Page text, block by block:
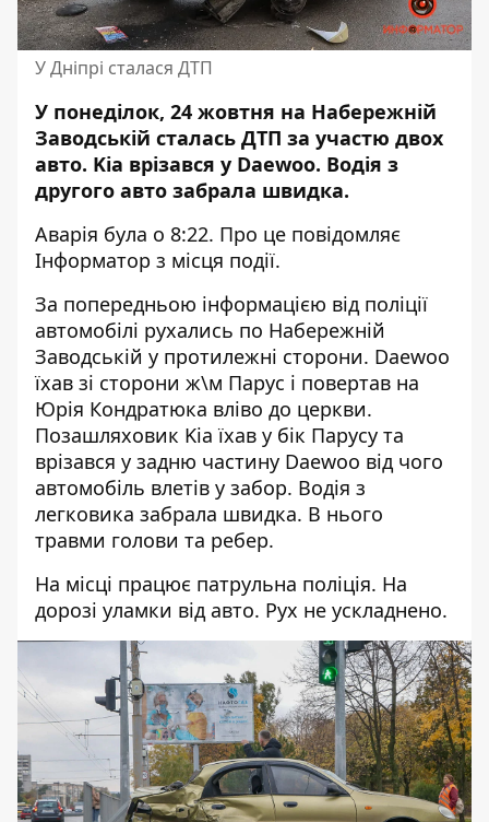
У Дніпрі сталася ДТП
У понеділок, 24 жовтня на Набережній
Заводській сталась ДТП за участю двох
авто. Kia врізався у Daewoo. Водія з
другого авто забрала швидка.
Аварія була о 8:22. Про це повідомляє
Інформатор з місця події.
За попередньою інформацією від поліції
автомобілі рухались по Набережній
Заводській у протилежні сторони. Daewoo
їхав зі сторони ж\м Парус і повертав на
Юрія Кондратюка вліво до церкви.
Позашляховик Kia їхав у бік Парусу та
врізався у задню частину Daewoo від чого
автомобіль влетів у забор. Водія з
легковика забрала швидка. В нього
травми голови та ребер.
На місці працює патрульна поліція. На
дорозі уламки від авто. Рух не ускладнено.